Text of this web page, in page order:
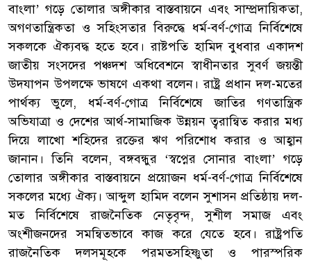
বাংলা’ গড়ে তোলার অঙ্গীকার বাস্তবায়নে এবং সাম্প্রদায়িকতা,
অগণতান্ত্রিকতা ও সহিংসতার বিরুদ্ধে ধর্ম-বর্ণ-গোত্র নির্বিশেষে
সকলকে ঐক্যবদ্ধ হতে হবে। রাষ্টপতি হামিদ বুধবার একাদশ
জাতীয় সংসদের পঞ্চদশ অধিবেশনে স্বাধীনতার সুবর্ণ জয়ন্তী
উদযাপন উপলক্ষে ভাষণে একথা বলেন। রাষ্ট্র প্রধান দল-মতের
পার্থক্য ভুলে, ধর্ম-বর্ণ-গোত্র নির্বিশেষে জাতির গণতান্ত্রিক
অভিযাত্রা ও দেশের আর্থ-সামাজিক উন্নয়ন ত্বরান্বিত করার মধ্য
দিয়ে লাখো শহিদের রক্তের ঋণ পরিশোধ করার ও আহ্বান
জানান। তিনি বলেন, বঙ্গবন্ধুর ‘স্বপ্নের সোনার বাংলা’ গড়ে
তোলার অঙ্গীকার বাস্তবায়নে প্রয়োজন ধর্ম-বর্ণ-গোত্র নির্বিশেষে
সকলের মধ্যে ঐক্য। আব্দুল হামিদ বলেন সুশাসন প্রতিষ্ঠায় দল-
মত নির্বিশেষে রাজনৈতিক নেতৃবৃন্দ, সুশীল সমাজ এবং
অংশীজনদের সমন্বিতভাবে কাজ করে যেতে হবে। রাষ্ট্রপতি
রাজনৈতিক দলসমূহকে পরমতসহিষ্ণুতা ও পারস্পরিক